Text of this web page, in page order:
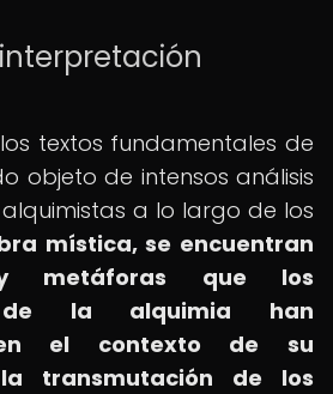
textos fundamentales de
objeto de intensos análisis
a lo largo de los
mística, se encuentran
y metáforas que los
de la alquimia han
el contexto de su
transmutación de los